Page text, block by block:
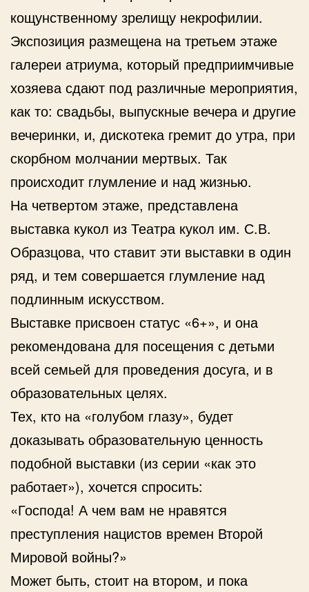
кощунственному зрелищу некрофилии.
Экспозиция размещена на третьем этаже
галереи атриума, который предприимчивые
хозяева сдают под различные мероприятия,
как то: свадьбы, выпускные вечера и другие
вечеринки, и, дискотека гремит до утра, при
скорбном молчании мертвых. Так
происходит глумление и над жизнью.
На четвертом этаже, представлена
выставка кукол из Театра кукол им. С.В.
Образцова, что ставит эти выставки в один
ряд, и тем совершается глумление над
подлинным искусством.
Выставке присвоен статус «6+», и она
рекомендована для посещения с детьми
всей семьей для проведения досуга, и в
образовательных целях.
Тех, кто на «голубом глазу», будет
доказывать образовательную ценность
подобной выставки (из серии «как это
работает»), хочется спросить:
«Господа! А чем вам не нравятся
преступления нацистов времен Второй
Мировой войны?»
Может быть, стоит на втором, и пока